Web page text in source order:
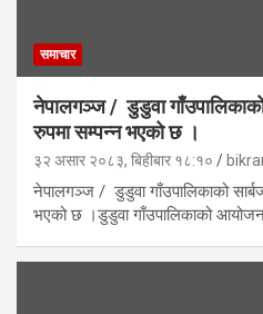
समाचार
नेपालगञ्ज / डुडुवा
रुपमा सम्पन्न भएको छ ।
३२ असार २०८३, बिहीबार १८:१०
नेपालगञ्ज / डुडुवा गाँउपालिकाको
भएको छ ।डुडुवा गाँउपालिकाको